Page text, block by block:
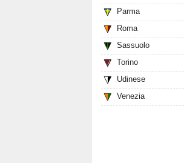
Parma
Roma
Sassuolo
Torino
Udinese
Venezia